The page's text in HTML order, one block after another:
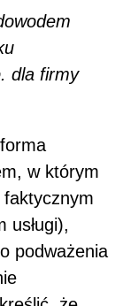
dla firmy
w którym
usługi),
podważenia